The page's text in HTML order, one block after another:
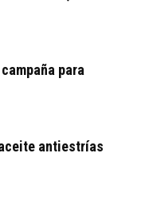
para
antiestrías